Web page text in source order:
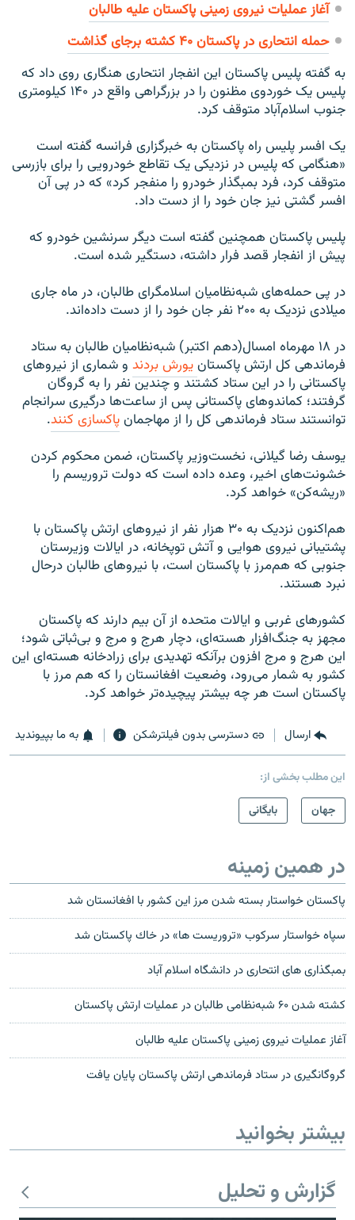
آغاز عملیات نیروی زمینی پاکستان علیه طالبان
حمله انتحاری در پاکستان ۴۰ کشته برجای گذاشت
به گفته پلیس پاکستان این انفجار انتحاری هنگاری روی داد که
پلیس یک خوردوی مظنون را در بزرگراهی واقع در ۱۴۰ کیلومتری
جنوب اسلام‌آباد متوقف کرد.
یک افسر پلیس راه پاکستان به خبرگزاری فرانسه گفته است
«هنگامی که پلیس در نزدیکی یک تقاطع خودرویی را برای بازرسی
متوقف کرد، فرد بمبگذار خودرو را منفجر کرد» که در پی آن
افسر گشتی نیز جان خود را از دست داد.
پلیس پاکستان همچنین گفته است دیگر سرنشین خودرو که
پیش از انفجار قصد فرار داشته، دستگیر شده است.
در پی حمله‌های شبه‌نظامیان اسلامگرای طالبان، در ماه جاری
میلادی نزدیک به ۲۰۰ نفر جان خود را از دست داده‌اند.
در ۱۸ مهرماه امسال(دهم اکتبر) شبه‌نظامیان طالبان به ستاد
فرماندهی کل ارتش پاکستانیورش بردند و شماری از نیروهای
پاکستانی را در این ستاد کشتند و چندین نفر را به گروگان
گرفتند؛ کماندوهای پاکستانی پس از ساعت‌ها درگیری سرانجام
توانستند ستاد فرماندهی کل را از مهاجمانپاکسازی کنند.
یوسف رضا گیلانی، نخست‌وزیر پاکستان، ضمن محکوم کردن
خشونت‌های اخیر، وعده داده است که دولت تروریسم را
«ریشه‌کن» خواهد کرد.
هم‌اکنون نزدیک به ۳۰ هزار نفر از نیروهای ارتش پاکستان با
پشتیبانی نیروی هوایی و آتش توپخانه، در ایالات وزیرستان
جنوبی که هم‌مرز با پاکستان است، با نیروهای طالبان درحال
نبرد هستند.
کشورهای غربی و ایالات متحده از آن بیم دارند که پاکستان
مجهز به جنگ‌افزار هسته‌ای، دچار هرج و مرج و بی‌ثباتی شود؛
این هرج و مرج افزون برآنکه تهدیدی برای زرادخانه هسته‌‌ای این
کشور به شمار می‌رود، وضعیت افغانستان را که هم مرز با
پاکستان است هر چه بیشتر پیچیده‌تر خواهد کرد.
ارسال دسترسی بدون فیلترشکن به ما بپیوندید
این مطلب بخشی از:
جهان
بایگانی
در همین زمینه
پاکستان خواستار بسته شدن مرز اين کشور با افغانستان شد
سپاه خواستار سركوب «تروريست ها» در خاك پاكستان شد
بمبگذاری های انتحاری در دانشگاه اسلام آباد
کشته شدن ۶۰ شبه‌نظامی طالبان در عملیات ارتش پاکستان
آغاز عملیات نیروی زمینی پاکستان علیه طالبان
گروگانگیری در ستاد فرماندهی ارتش پاکستان پایان یافت
بیشتر بخوانید
گزارش و تحلیل